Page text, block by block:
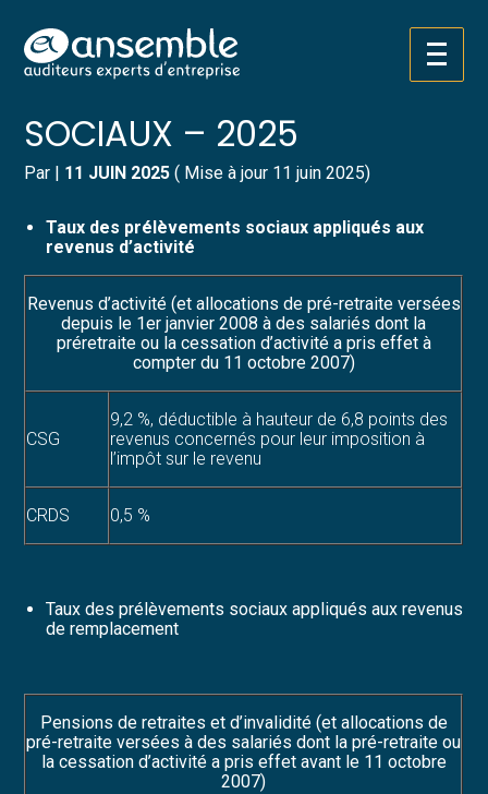
Aller
au
Créer et reprendre une activité
Gérer votre quotidien
Piloter votre entreprise
Développer votre entreprise
Construire votre patrimoine
Structurer votre croissance
Être prêt pour la facturation
électronique
Pilotez votre gestion
Suivre votre comptabilité
Gérer vos ressources humaines
Dématérialiser vos documents
TAUX DES PRÉLÈVEMENTS
SOCIAUX – 2025
Par | 11 JUIN 2025 ( Mise à jour 11 juin 2025)
Taux des prélèvements sociaux appliqués aux
revenus d’activité
Revenus d’activité (et allocations de pré-retraite versées
depuis le 1er janvier 2008 à des salariés dont la
préretraite ou la cessation d’activité a pris effet à
compter du 11 octobre 2007)
CSG
9,2 %, déductible à hauteur de 6,8 points des
revenus concernés pour leur imposition à
l’impôt sur le revenu
CRDS 0,5 %
Taux des prélèvements sociaux appliqués aux revenus
de remplacement
Pensions de retraites et d’invalidité (et allocations de
pré-retraite versées à des salariés dont la pré-retraite ou
la cessation d’activité a pris effet avant le 11 octobre
2007)